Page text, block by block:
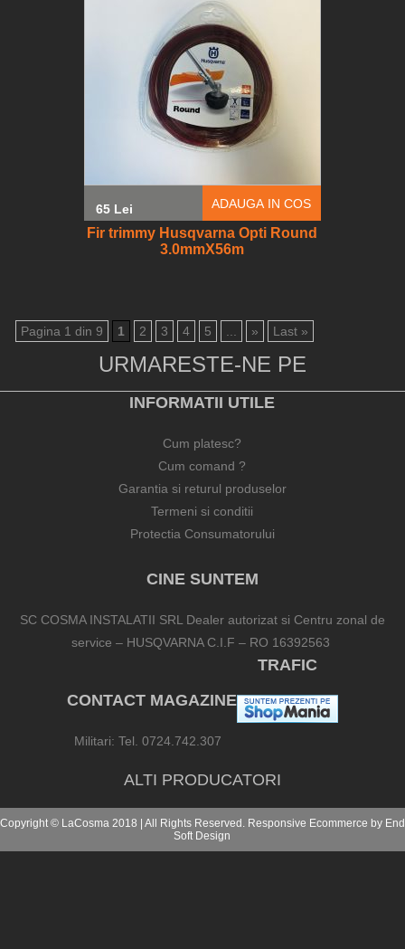
65 Lei ADAUGA IN COS
Fir trimmy Husqvarna Opti Round
3.0mmX56m
Pagina 1 din 9 1 2 3 4 5 » Last »
URMARESTE-NE PE
INFORMATII UTILE
Cum platesc?
Cum comand ?
Garantia si returul produselor
Termeni si conditii
Protectia Consumatorului
CINE SUNTEM
SC COSMA INSTALATII SRL Dealer autorizat si Centru zonal de
service – HUSQVARNA C.I.F – RO 16392563
CONTACT MAGAZINE
Militari: Tel. 0724.742.307
TRAFIC
ALTI PRODUCATORI
Copyright © LaCosma 2018 | All Rights Reserved. Responsive Ecommerce by End
Soft Design